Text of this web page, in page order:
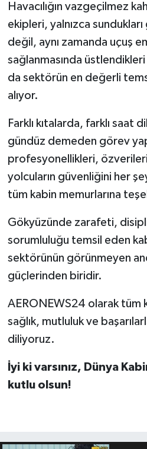
Havacılığın vazgeçilmez
ekipleri, yalnızca
değil, aynı zamanda uçuş
sağlanmasında
da sektörün en değerli
alıyor.
Farklı kıtalarda, farklı saat
gündüz demeden görev
profesyonellikleri, özverileri
yolcuların güvenliğini her
tüm kabin memurlarına
Gökyüzünde zarafeti,
sorumluluğu temsil eden
sektörünün görünmeyen
güçlerinden biridir.
AERONEWS24 olarak tüm
sağlık, mutluluk ve
diliyoruz.
İyi ki varsınız, Dünya
kutlu olsun!